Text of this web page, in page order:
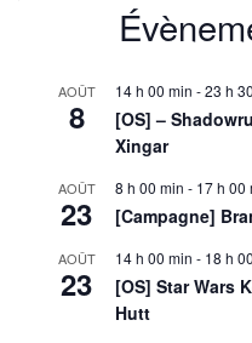
AOÛT
8
14 h 00 min -23 h
[OS] –
Xingar
AOÛT
23
8 h 00 min - 17 h 00
[Campagne]
AOÛT
23
14 h 00 min - 18 h
[OS] Star Wars
Hutt